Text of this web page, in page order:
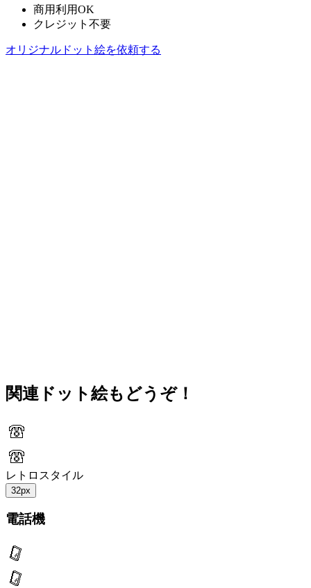
商用利用OK
クレジット不要
オリジナルドット絵を依頼する
関連ドット絵もどうぞ！
レトロスタイル
32px
電話機